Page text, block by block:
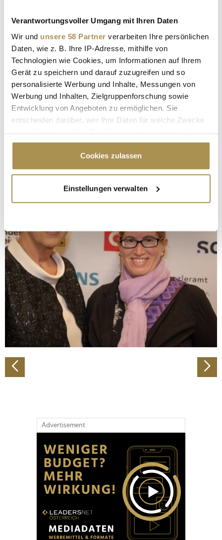
Verantwortungsvoller Umgang mit Ihren Daten
Wir und unsere 58 Partner verarbeiten Ihre persönlichen
Daten, wie z. B. Ihre IP-Adresse, mithilfe von
Technologien wie Cookies, um Informationen auf Ihrem
Gerät zu speichern und darauf zuzugreifen und so
personalisierte Werbung und Inhalte, Messungen von
Werbung und Inhalten, Zielgruppenforschung sowie
Entwicklung von Angeboten zu ermöglichen. Sie
entscheiden darüber, wer Ihre Daten für welche Zwecke
Cookie-Erklärung oder durch Klicken auf das Privacy
Trigger Symbol ändern oder widerrufen
Informationen über Ihre geografische Lage
erfassen, welche bis auf einige Meter genau sein
bestimmten Merkmalen (Fingerprinting) identifizieren
Erfahren Sie mehr darüber, wie Ihre persönlichen Daten
verarbeitet werden, und legen Sie Ihre Präferenzen im
Abschnitt Einzelheitenfest.
Wir verwenden Cookies, um Inhalte und Anzeigen zu
personalisieren, Funktionen für soziale Medien anbieten
zu können und die Zugriffe auf unsere Website zu
analysieren. Außerdem geben wir Informationen zu Ihrer
Verwendung unserer Website an unsere Partner für
soziale Medien, Werbung und Analysen weiter. Unsere
Partner führen diese Informationen möglicherweise mit
Cookies zulassen
Einstellungen verwalten
Advertisement